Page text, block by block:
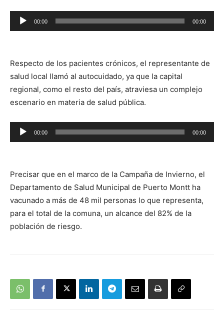
Reproductor
de
00:00 00:00
Respecto de los pacientes crónicos, el representante de
salud local llamó al autocuidado, ya que la capital
regional, como el resto del país, atraviesa un complejo
escenario en materia de salud pública.
Reproductor
de
00:00 00:00
Precisar que en el marco de la Campaña de Invierno, el
Departamento de Salud Municipal de Puerto Montt ha
vacunado a más de 48 mil personas lo que representa,
para el total de la comuna, un alcance del 82% de la
población de riesgo.